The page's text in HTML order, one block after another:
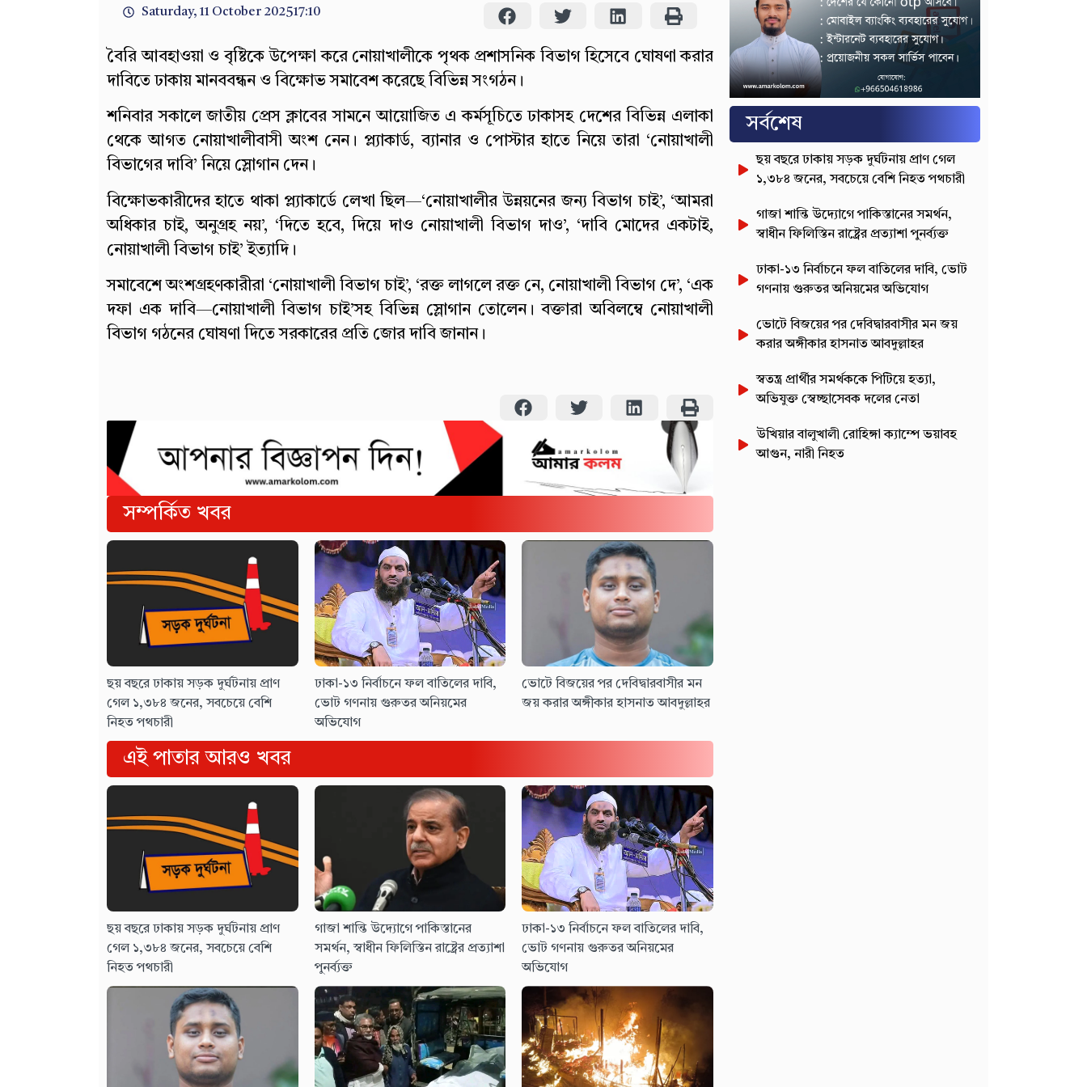
Saturday, 11 October 202517:10
বৈরি আবহাওয়া ও বৃষ্টিকে উপেক্ষা করে নোয়াখালীকে পৃথক প্রশাসনিক বিভাগ হিসেবে ঘোষণা করার
দাবিতে ঢাকায় মানববন্ধন ও বিক্ষোভ সমাবেশ করেছে বিভিন্ন সংগঠন।
শনিবার সকালে জাতীয় প্রেস ক্লাবের সামনে আয়োজিত এ কর্মসূচিতে ঢাকাসহ দেশের বিভিন্ন এলাকা
থেকে আগত নোয়াখালীবাসী অংশ নেন। প্ল্যাকার্ড, ব্যানার ও পোস্টার হাতে নিয়ে তারা ‘নোয়াখালী
বিভাগের দাবি’ নিয়ে স্লোগান দেন।
বিক্ষোভকারীদের হাতে থাকা প্ল্যাকার্ডে লেখা ছিল—‘নোয়াখালীর উন্নয়নের জন্য বিভাগ চাই’, ‘আমরা
অধিকার চাই, অনুগ্রহ নয়’, ‘দিতে হবে, দিয়ে দাও নোয়াখালী বিভাগ দাও’, ‘দাবি মোদের একটাই,
নোয়াখালী বিভাগ চাই’ ইত্যাদি।
সমাবেশে অংশগ্রহণকারীরা ‘নোয়াখালী বিভাগ চাই’, ‘রক্ত লাগলে রক্ত নে, নোয়াখালী বিভাগ দে’, ‘এক
দফা এক দাবি—নোয়াখালী বিভাগ চাই’সহ বিভিন্ন স্লোগান তোলেন। বক্তারা অবিলম্বে নোয়াখালী
বিভাগ গঠনের ঘোষণা দিতে সরকারের প্রতি জোর দাবি জানান।
সম্পর্কিত খবর
ছয় বছরে ঢাকায় সড়ক দুর্ঘটনায় প্রাণ
গেল ১,৩৮৪ জনের, সবচেয়ে বেশি
নিহত পথচারী
ঢাকা-১৩ নির্বাচনে ফল বাতিলের দাবি,
ভোট গণনায় গুরুতর অনিয়মের
অভিযোগ
ভোটে বিজয়ের পর দেবিদ্বারবাসীর মন
জয় করার অঙ্গীকার হাসনাত আবদুল্লাহর
এই পাতার আরও খবর
ছয় বছরে ঢাকায় সড়ক দুর্ঘটনায় প্রাণ
গেল ১,৩৮৪ জনের, সবচেয়ে বেশি
নিহত পথচারী
গাজা শান্তি উদ্যোগে পাকিস্তানের
সমর্থন, স্বাধীন ফিলিস্তিন রাষ্ট্রের প্রত্যাশা
পুনর্ব্যক্ত
ঢাকা-১৩ নির্বাচনে ফল বাতিলের দাবি,
ভোট গণনায় গুরুতর অনিয়মের
অভিযোগ
সর্বশেষ
ছয় বছরে ঢাকায় সড়ক দুর্ঘটনায় প্রাণ গেল
১,৩৮৪ জনের, সবচেয়ে বেশি নিহত পথচারী
গাজা শান্তি উদ্যোগে পাকিস্তানের সমর্থন,
স্বাধীন ফিলিস্তিন রাষ্ট্রের প্রত্যাশা পুনর্ব্যক্ত
ঢাকা-১৩ নির্বাচনে ফল বাতিলের দাবি, ভোট
গণনায় গুরুতর অনিয়মের অভিযোগ
ভোটে বিজয়ের পর দেবিদ্বারবাসীর মন জয়
করার অঙ্গীকার হাসনাত আবদুল্লাহর
স্বতন্ত্র প্রার্থীর সমর্থককে পিটিয়ে হত্যা,
অভিযুক্ত স্বেচ্ছাসেবক দলের নেতা
উখিয়ার বালুখালী রোহিঙ্গা ক্যাম্পে ভয়াবহ
আগুন, নারী নিহত